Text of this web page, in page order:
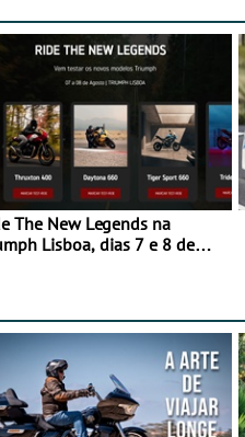
The New Legends na
Lisboa, dias 7 e 8 de